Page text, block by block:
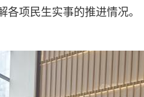
项民生实事的推进情况。